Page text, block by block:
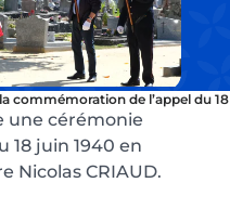
commémoration de l’appel du
une cérémonie
18 juin 1940 en
Nicolas CRIAUD.